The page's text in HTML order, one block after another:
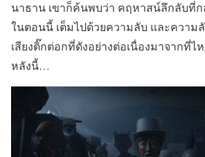
นาธาน เขาก็ค้นพบว่า คฤหาสน์ลึกลับที่ก
ในตอนนี้ เต็มไปด้วยความลับ และควา
เสียงติ๊กต่อกที่ดังอย่างต่อเนื่องมาจากที่
หลังนี้…